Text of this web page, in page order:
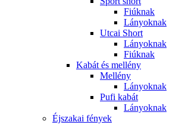
Fiúknak
Lányoknak
Utcai Short
Lányoknak
Fiúknak
Kabát és mellény
Mellény
Lányoknak
Pufi kabát
Lányoknak
Éjszakai fények